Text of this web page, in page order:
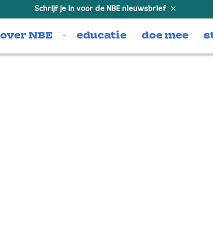
Schrijf je in voor de NBE nieuwsbrief
over NBE educatie doe mee